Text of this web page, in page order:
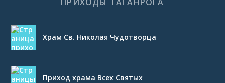
Храм Св. Николая Чудотворца
Приход храма Всех Святых